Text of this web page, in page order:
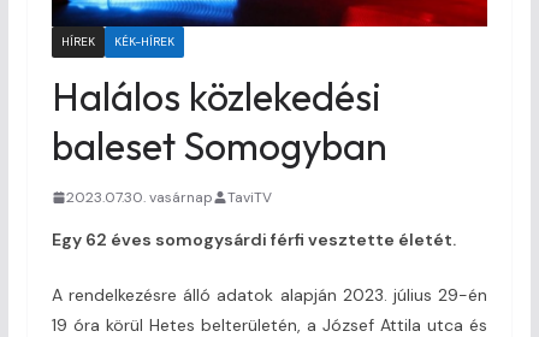
HÍREK KÉK-HÍREK
Halálos közlekedési
baleset Somogyban
2023.07.30. vasárnap TaviTV
Egy 62 éves somogysárdi férfi vesztette életét.
A rendelkezésre álló adatok alapján 2023. július 29-én
19 óra körül Hetes belterületén, a József Attila utca és